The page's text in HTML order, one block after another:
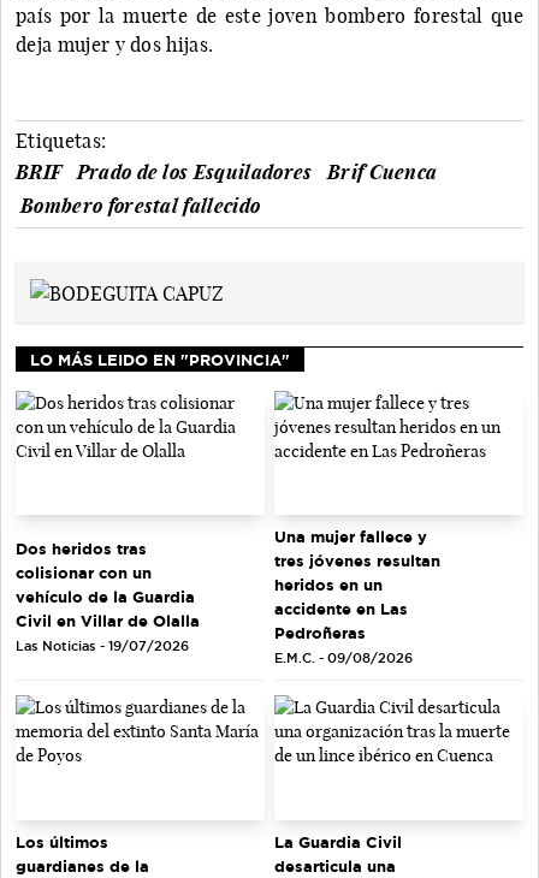
país por la muerte de este joven bombero forestal que
deja mujer y dos hijas.
Etiquetas:
BRIF
Prado de los Esquiladores
Brif Cuenca
Bombero forestal fallecido
LO MÁS LEIDO EN "PROVINCIA"
Dos heridos tras
colisionar con un
vehículo de la Guardia
Civil en Villar de Olalla
Las Noticias - 19/07/2026
Una mujer fallece y
tres jóvenes resultan
heridos en un
accidente en Las
Pedroñeras
E.M.C. - 09/08/2026
Los últimos
guardianes de la
La Guardia Civil
desarticula una